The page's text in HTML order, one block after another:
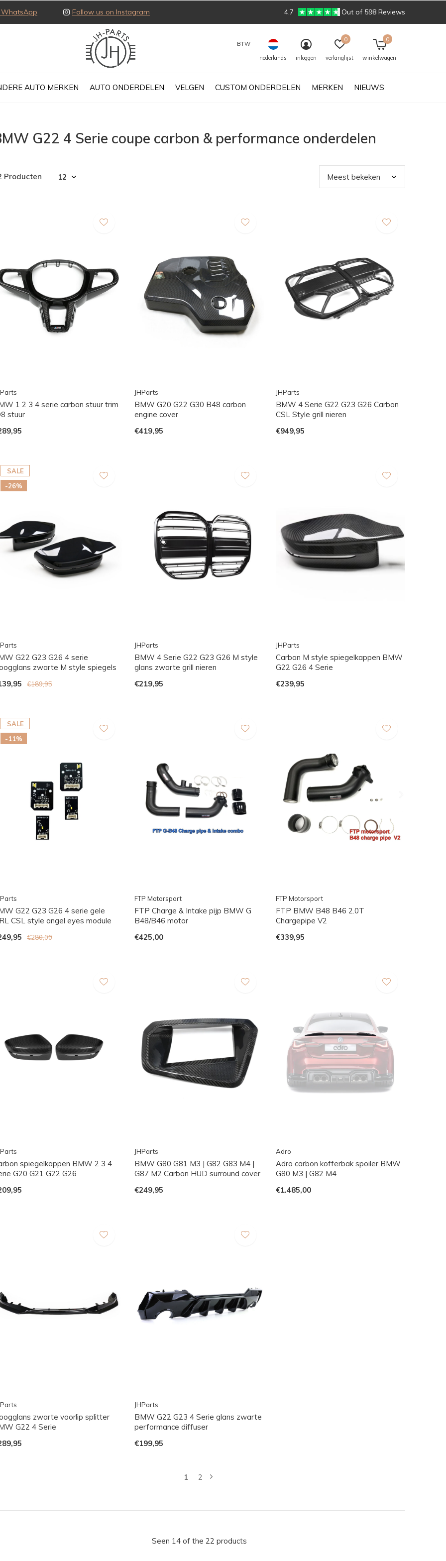
AUTO MERKEN AUTO ONDERDELEN VELGEN CUSTOM ONDERDELEN MERKEN NIEUWS
BTW
nederlands
inloggen verlanglijst
0
winkelwagen
0
Follow us on Instagram 4.7 Out of 598 Reviews
G22 4 Serie coupe carbon & performance onderdelen
Producten
1 2 3 4 serie carbon stuur trim
stuur
JHParts
BMW G20 G22 G30 B48 carbon
engine cover
€419,95
JHParts
BMW 4 Serie G22 G23 G26 Carbon
CSL Style grill nieren
€949,95
SALE
-26%
G22 G23 G26 4 serie
zwarte M style spiegels
€189,95
JHParts
BMW 4 Serie G22 G23 G26 M style
glans zwarte grill nieren
€219,95
JHParts
Carbon M style spiegelkappen BMW
G22 G26 4 Serie
€239,95
SALE
-11%
G22 G23 G26 4 serie gele
CSL style angel eyes module
€280,00
FTP Motorsport
FTP Charge & Intake pijp BMW G
B48/B46 motor
€425,00
FTP Motorsport
FTP BMW B48 B46 2.0T
Chargepipe V2
€339,95
spiegelkappen BMW 2 3 4
G20 G21 G22 G26
JHParts
BMW G80 G81 M3 | G82 G83 M4 |
G87 M2 Carbon HUD surround cover
€249,95
Adro
Adro carbon kofferbak spoiler BMW
G80 M3 | G82 M4
€1.485,00
zwarte voorlip splitter
G22 4 Serie
JHParts
BMW G22 G23 4 Serie glans zwarte
performance diffuser
€199,95
1 2
Seen 14 of the 22 products